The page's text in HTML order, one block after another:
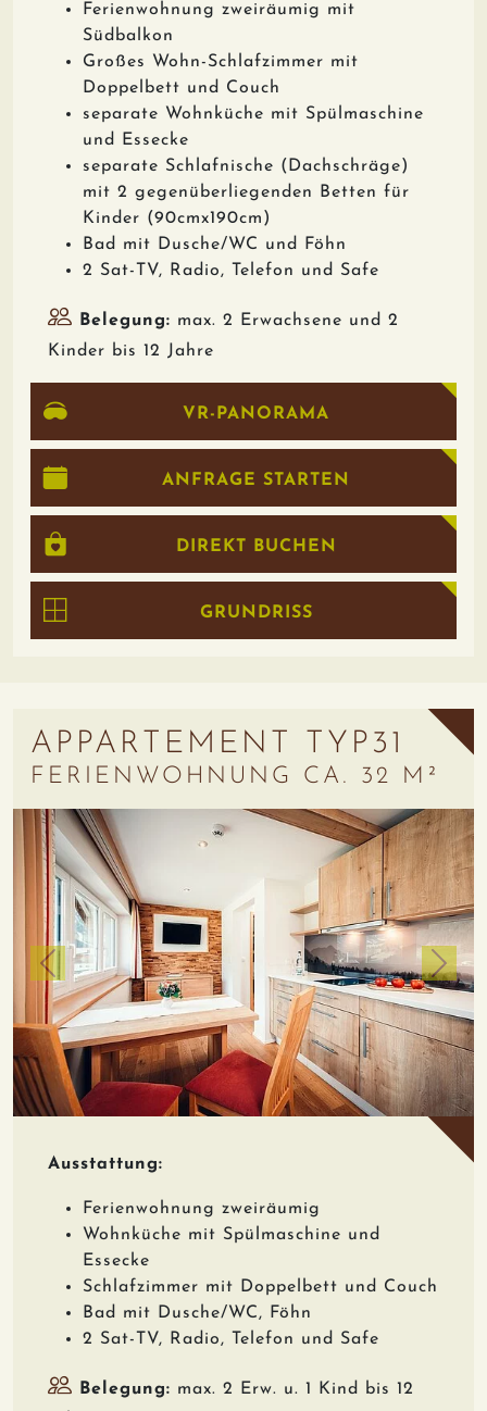
Ferienwohnung zweiräumig mit
Südbalkon
Großes Wohn-Schlafzimmer mit
Doppelbett und Couch
separate Wohnküche mit Spülmaschine
und Essecke
separate Schlafnische (Dachschräge)
mit 2 gegenüberliegenden Betten für
Kinder (90cmx190cm)
Bad mit Dusche/WC und Föhn
2 Sat-TV, Radio, Telefon und Safe
Belegung: max. 2 Erwachsene und 2
Kinder bis 12 Jahre
VR-PANORAMA
ANFRAGE STARTEN
DIREKT BUCHEN
GRUNDRISS
Ausstattung:
Ferienwohnung zweiräumig
Wohnküche mit Spülmaschine und
Essecke
Schlafzimmer mit Doppelbett und Couch
Bad mit Dusche/WC, Föhn
2 Sat-TV, Radio, Telefon und Safe
Belegung: max. 2 Erw. u. 1 Kind bis 12
APPARTEMENT TYP31
FERIENWOHNUNG CA. 32 M²
zurück weiter